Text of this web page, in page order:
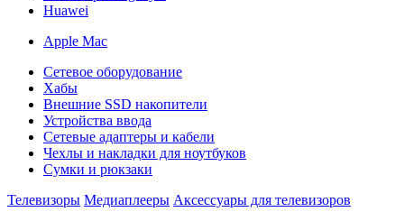
Huawei
Apple Mac
Сетевое оборудование
Хабы
Внешние SSD накопители
Устройства ввода
Сетевые адаптеры и кабели
Чехлы и накладки для ноутбуков
Сумки и рюкзаки
Телевизоры Медиаплееры Аксессуары для телевизоров